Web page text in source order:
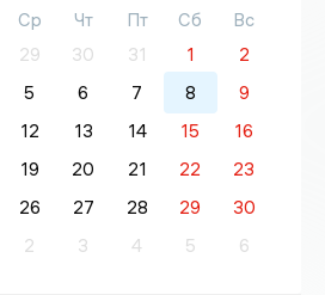
Ср Чт Пт Сб
Вс
29 30 31 1
2
5 6 7 8
9
12 13 14 15
16
19 20 21 22
23
26 27 28 29
30
2 3 4 5 6